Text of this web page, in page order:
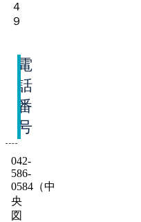
４
９
電
話
番
号
042-
586-
0584（中
央
図